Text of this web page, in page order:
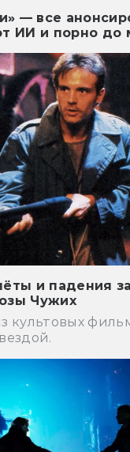
— все
ИИ и порно до
и падения
Чужих
культовых